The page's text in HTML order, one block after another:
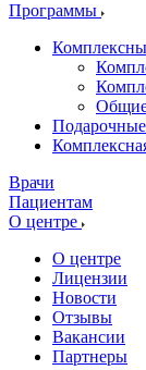
Программы
Врачи
Пациентам
О центре
О центре
Лицензии
Новости
Отзывы
Вакансии
Партнеры